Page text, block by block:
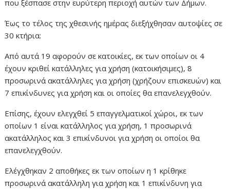
που ξέσπασε στην ευρύτερη περιοχή αυτών των Δήμων.
Έως το τέλος της χθεσινής ημέρας διεξήχθησαν αυτοψίες σε
30 κτήρια:
Από αυτά 19 αφορούν σε κατοικίες, εκ των οποίων οι 4
έχουν κριθεί κατάλληλες για χρήση (κατοικήσιμες), 8
προσωρινά ακατάλληλες για χρήση (χρήζουν επισκευών) και
7 επικίνδυνες για χρήση και οι οποίες θα επανελεγχθούν.
Επίσης, έχουν ελεγχθεί 5 επαγγελματικοί χώροι, εκ των
οποίων 1 είναι κατάλληλος για χρήση, 1 προσωρινά
ακατάλληλος και 3 επικίνδυνοι για χρήση οι οποίοι θα
επανελεγχθούν.
Ελέγχθηκαν 2 αποθήκες εκ των οποίων η 1 κρίθηκε
προσωρινά ακατάλληλη για χρήση και 1 επικίνδυνη για